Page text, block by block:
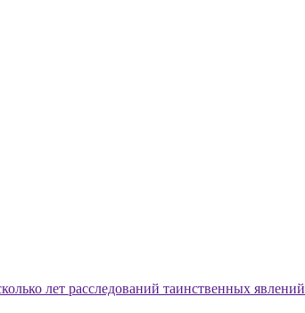
лет расследований таинственных явлений